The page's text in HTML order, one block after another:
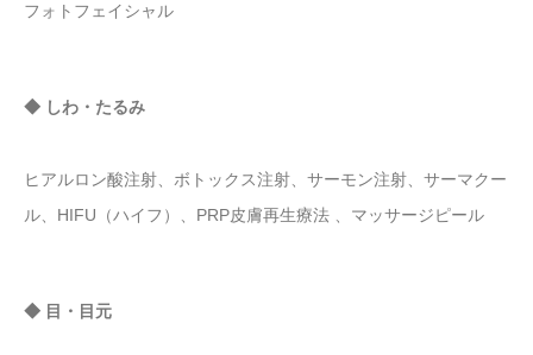
フォトフェイシャル
◆ しわ・たるみ
ヒアルロン酸注射、ボトックス注射、サーモン注射、サーマクー
ル、HIFU（ハイフ）、PRP皮膚再生療法 、マッサージピール
◆ 目・目元